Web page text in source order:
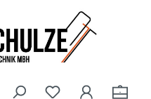
Du hast 0